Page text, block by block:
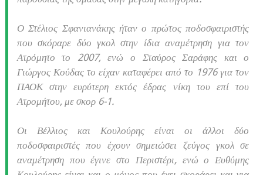
Ο Στέλιος Σφανιανάκης ήταν ο πρώτος ποδοσφαιριστής
που σκόραρε δύο γκολ στην ίδια αναμέτρηση για τον
Ατρόμητο το 2007, ενώ ο Σταύρος Σαράφης και ο
Γιώργος Κούδας το είχαν καταφέρει από το 1976 για τον
ΠΑΟΚ στην ευρύτερη εκτός έδρας νίκη του επί του
Ατρομήτου, με σκορ 6-1.
Οι Βέλλιος και Κουλούρης είναι οι άλλοι δύο
ποδοσφαιριστές που έχουν σημειώσει ζεύγος γκολ σε
αναμέτρηση που έγινε στο Περιστέρι, ενώ ο Ευθύμης